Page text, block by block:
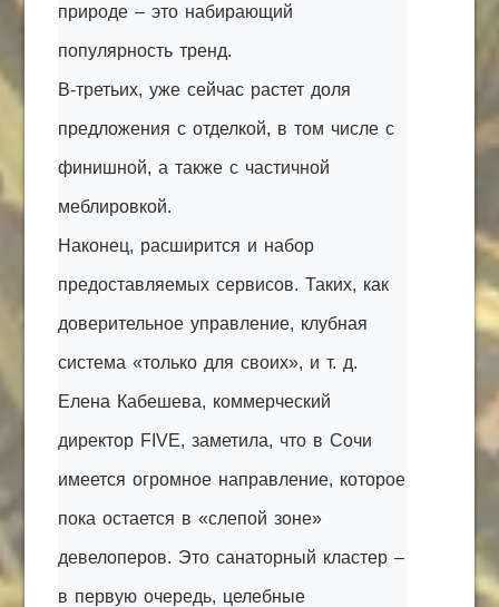
природе – это набирающий
популярность тренд.
В-третьих, уже сейчас растет доля
предложения с отделкой, в том числе с
финишной, а также с частичной
меблировкой.
Наконец, расширится и набор
предоставляемых сервисов. Таких, как
доверительное управление, клубная
система «только для своих», и т. д.
Елена Кабешева, коммерческий
директор FIVE, заметила, что в Сочи
имеется огромное направление, которое
пока остается в «слепой зоне»
девелоперов. Это санаторный кластер –
в первую очередь, целебные